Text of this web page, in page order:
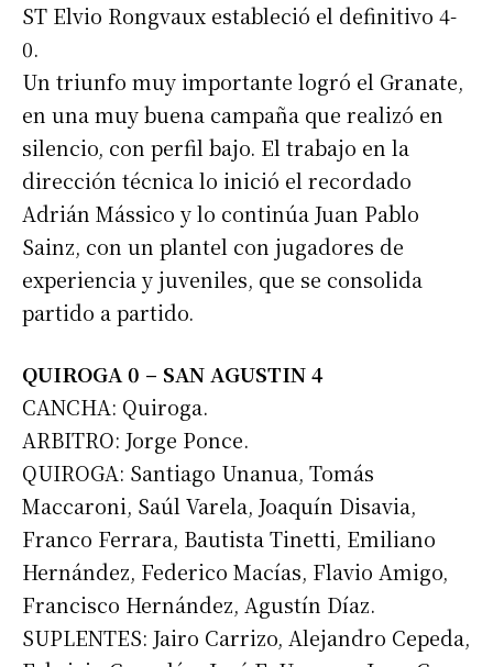
ST Elvio Rongvaux estableció el definitivo 4-
0.
Un triunfo muy importante logró el Granate,
en una muy buena campaña que realizó en
silencio, con perfil bajo. El trabajo en la
dirección técnica lo inició el recordado
Adrián Mássico y lo continúa Juan Pablo
Sainz, con un plantel con jugadores de
experiencia y juveniles, que se consolida
partido a partido.
QUIROGA 0 – SAN AGUSTIN 4
CANCHA: Quiroga.
ARBITRO: Jorge Ponce.
QUIROGA: Santiago Unanua, Tomás
Maccaroni, Saúl Varela, Joaquín Disavia,
Franco Ferrara, Bautista Tinetti, Emiliano
Hernández, Federico Macías, Flavio Amigo,
Francisco Hernández, Agustín Díaz.
SUPLENTES: Jairo Carrizo, Alejandro Cepeda,